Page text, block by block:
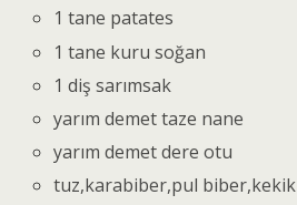
1 tane patates
1 tane kuru soğan
1 diş sarımsak
yarım demet taze nane
yarım demet dere otu
tuz,karabiber,pul biber,kekik